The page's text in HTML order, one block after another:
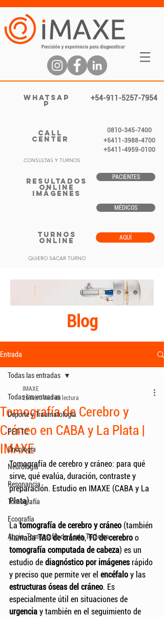
WHATSAP
P
+54-911-5257-7954
CALL
CENTER
0810-345-7400
+5411-3988-4700
+5411-4959-0100
CONSULTAS Y TURNOS
RESULTADOS
ONLINE
IMÁGENES
PACIENTES
MÉDICOS
TURNOS
ONLINE AQUÍ
QUIERO SACAR TURNO
Blog
Entrada
Todas las entradas
Deporte y Traumatología
PET-TC
Oncología
Neurología
Resonancia
Tomografía
Ecografía
Angio-Tomografía de Aorta Torácica
Todas las entradas
Tomografía de Cerebro y
Cráneo en CABA y La Plata |
IMAXE
IMAXE
26 feb 3 min de lectura
Tomografía de cerebro y cráneo: para qué
sirve, qué evalúa, duración, contraste y
preparación. Estudio en IMAXE (CABA y La
Plata).
La tomografía de cerebro y cráneo (también
llamada TAC de cráneo, TC de cerebro o
tomografía computada de cabeza) es un
estudio de diagnóstico por imágenes rápido
y preciso que permite ver el encéfalo y las
estructuras óseas del cráneo. Es
especialmente útil en situaciones de
urgencia y también en el seguimiento de